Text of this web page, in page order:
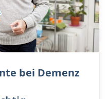
bei Demenz